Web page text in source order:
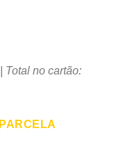
Total no cartão: